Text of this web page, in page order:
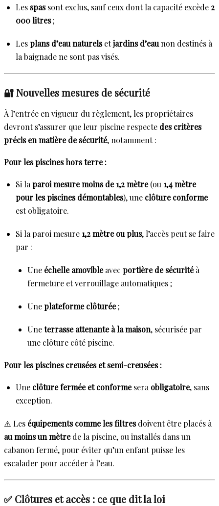
Les spassont exclus, sauf ceux dont la capacité excède 2
000 litres;
Lesplans d’eau naturelsetjardins d’eaunon destinés à
la baignade ne sont pas visés.
🔐 Nouvelles mesures de sécurité
À l’entrée en vigueur du règlement, les propriétaires
devront s’assurer que leur piscine respecte des critères
précis en matière de sécurité, notamment :
Pour les piscines hors terre :
Si laparoi mesure moins de 1,2 mètre(ou 1,4 mètre
pour les piscines démontables), une clôture conforme
est obligatoire.
Si la paroi mesure 1,2 mètre ou plus, l’accès peut se faire
par :
Une échelle amovibleavec portière de sécuritéà
fermeture et verrouillage automatiques ;
Uneplateforme clôturée;
Uneterrasse attenante à la maison, sécurisée par
une clôture côté piscine.
Pour les piscines creusées et semi-creusées :
Une clôture fermée et conformesera obligatoire, sans
exception.
⚠️ Les équipements comme les filtresdoivent être placés à
au moins un mètrede la piscine, ou installés dans un
cabanon fermé, pour éviter qu’un enfant puisse les
escalader pour accéder à l’eau.
✅ Clôtures et accès : ce que dit la loi